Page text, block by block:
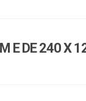
E DE 240 X